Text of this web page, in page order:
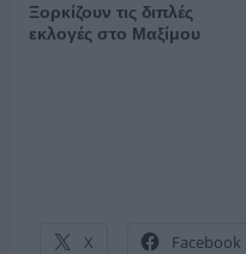
Ξορκίζουν τις διπλές
εκλογές στο Μαξίμου
X Facebook